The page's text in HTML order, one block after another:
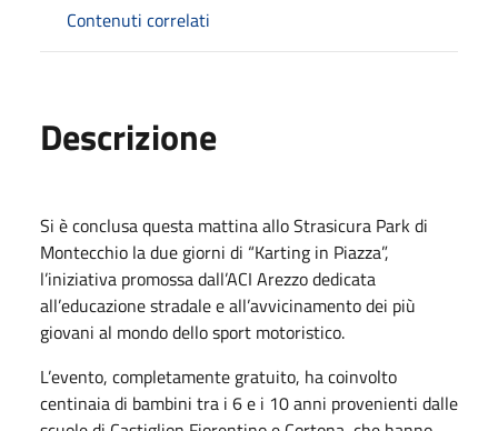
Contenuti correlati
Descrizione
Si è conclusa questa mattina allo Strasicura Park di
Montecchio la due giorni di “Karting in Piazza”,
l’iniziativa promossa dall’ACI Arezzo dedicata
all’educazione stradale e all’avvicinamento dei più
giovani al mondo dello sport motoristico.
L’evento, completamente gratuito, ha coinvolto
centinaia di bambini tra i 6 e i 10 anni provenienti dalle